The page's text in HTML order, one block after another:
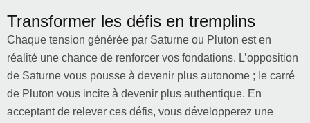
Transformer les défis en tremplins
Chaque tension générée par Saturne ou Pluton est en
réalité une chance de renforcer vos fondations. L’opposition
de Saturne vous pousse à devenir plus autonome ; le carré
de Pluton vous incite à devenir plus authentique. En
acceptant de relever ces défis, vous développerez une